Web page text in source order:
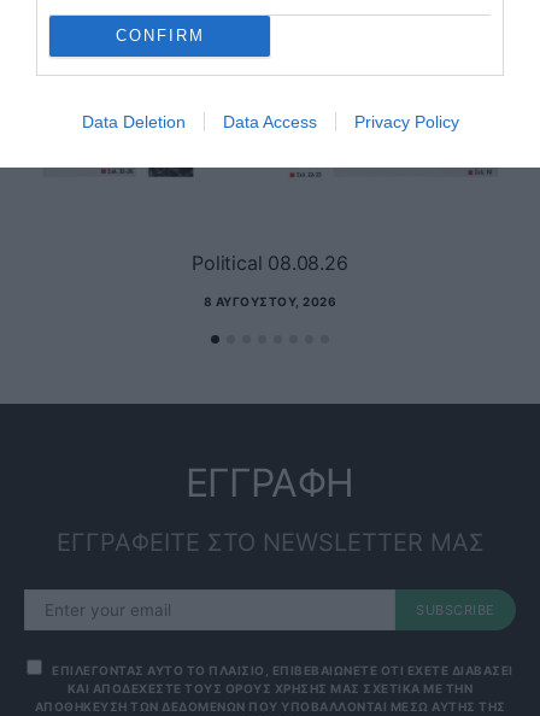
CONFIRM
Data Deletion Data Access Privacy Policy
Political 08.08.26
8 ΑΥΓΟΎΣΤΟΥ, 2026
ΕΓΓΡΑΦΗ
ΕΓΓΡΑΦΕΙΤΕ ΣΤΟ NEWSLETTER ΜΑΣ
SUBSCRIBE
ΕΠΙΛΕΓΟΝΤΑΣ ΑΥΤΟ ΤΟ ΠΛΑΙΣΙΟ, ΕΠΙΒΕΒΑΙΩΝΕΤΕ ΟΤΙ ΕΧΕΤΕ ΔΙΑΒΑΣΕΙ
ΚΑΙ ΑΠΟΔΕΧΕΣΤΕ ΤΟΥΣ ΟΡΟΥΣ ΧΡΗΣΗΣ ΜΑΣ ΣΧΕΤΙΚΑ ΜΕ ΤΗΝ
ΑΠΟΘΗΚΕΥΣΗ ΤΩΝ ΔΕΔΟΜΕΝΩΝ ΠΟΥ ΥΠΟΒΑΛΛΟΝΤΑΙ ΜΕΣΩ ΑΥΤΗΣ ΤΗΣ